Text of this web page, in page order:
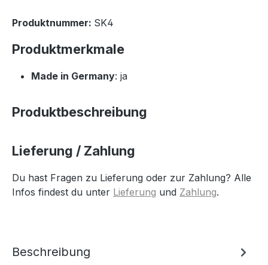
Produktnummer: SK4
Produktmerkmale
Made in Germany: ja
Produktbeschreibung
Lieferung / Zahlung
Du hast Fragen zu Lieferung oder zur Zahlung? Alle
Infos findest du unter Lieferung und Zahlung.
Beschreibung